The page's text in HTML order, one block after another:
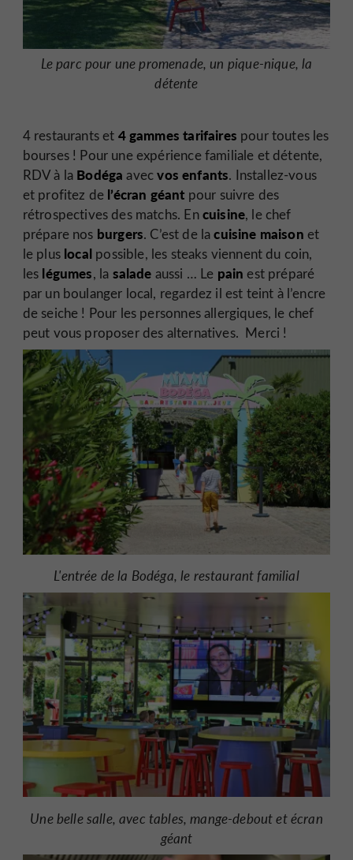
Le parc pour une promenade, un pique-nique, la
détente
4 restaurants et 4 gammes tarifaires pour toutes les
bourses ! Pour une expérience familiale et détente,
RDV à la Bodéga avecvos enfants. Installez-vous
et profitez de l’écran géant pour suivre des
rétrospectives des matchs. Encuisine, le chef
prépare nos burgers. C’est de lacuisine maison et
le plus local possible, les steaks viennent du coin,
les légumes, la salade aussi … Le pain est préparé
par un boulanger local, regardez il est teint à l’encre
de seiche ! Pour les personnes allergiques, le chef
peut vous proposer des alternatives. Merci !
L'entrée de la Bodéga, le restaurant familial
Une belle salle, avec tables, mange-debout et écran
géant